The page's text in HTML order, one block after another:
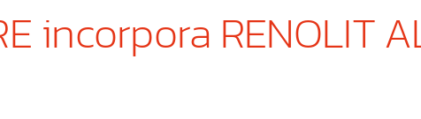
incorpora RENOLIT